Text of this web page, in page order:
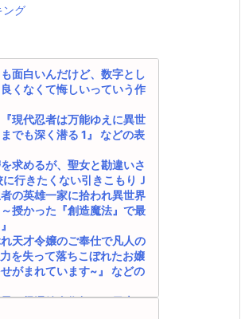
ング
面白いんだけど、数字とし
くなくて悔しいっていう作
現代忍者は万能ゆえに異世
でも深く潜る 1』 などの表
求めるが、聖女と勘違いさ
行きたくない引きこもりＪ
の英雄一家に拾われ異世界
授かった『創造魔法』で最
天才令嬢のご奉仕で凡人の
を失って落ちこぼれたお嬢
がまれています~』 などの
の帰還錬金術師 ～日本に